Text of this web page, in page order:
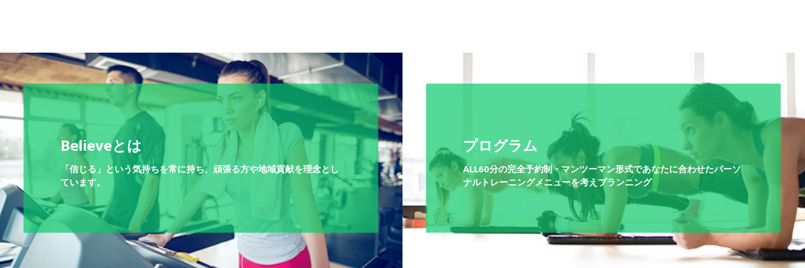
Believeとは
「信じる」という気持ちを常に持ち、頑張る方や地域貢献を理念とし
ています。
プログラム
ALL60分の完全予約制・マンツーマン形式であなたに合わせたパーソ
ナルトレーニングメニューを考えプランニング